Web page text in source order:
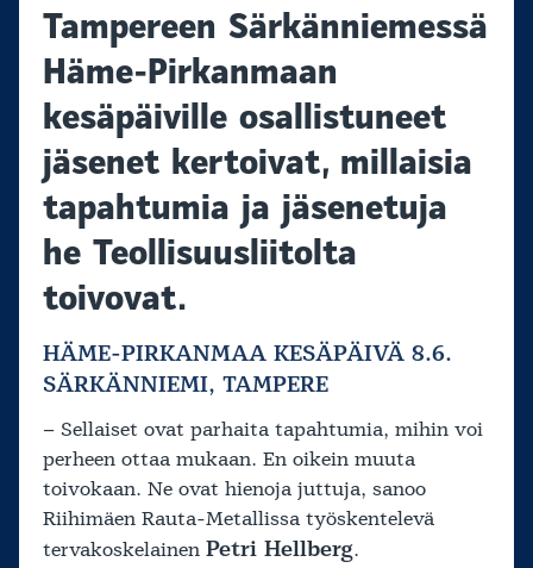
Tampereen Särkänniemessä
Häme-Pirkanmaan
kesäpäiville osallistuneet
jäsenet kertoivat, millaisia
tapahtumia ja jäsenetuja
he Teollisuusliitolta
toivovat.
HÄME-PIRKANMAA KESÄPÄIVÄ 8.6.
SÄRKÄNNIEMI, TAMPERE
– Sellaiset ovat parhaita tapahtumia, mihin voi
perheen ottaa mukaan. En oikein muuta
toivokaan. Ne ovat hienoja juttuja, sanoo
Riihimäen Rauta-Metallissa työskentelevä
tervakoskelainen Petri Hellberg.